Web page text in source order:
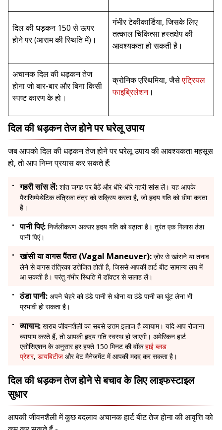
दिल की धड़कन 150 से ऊपर
होने पर (आराम की स्थिति में)।
गंभीर टेकीकार्डिया, जिसके लिए
तत्काल चिकित्सा हस्तक्षेप की
आवश्यकता हो सकती है।
अचानक दिल की धड़कन तेज
होना जो बार-बार और बिना किसी
स्पष्ट कारण के हो।
क्रोनिक एरिथमिया, जैसेएट्रियल
फाइब्रिलेशन।
दिल की धड़कन तेज होने पर घरेलू उपाय
जब आपको दिल की धड़कन तेज होने पर घरेलू उपाय की आवश्यकता महसूस
हो, तो आप निम्न प्रयास कर सकते हैं:
गहरी सांस लें: शांत जगह पर बैठें और धीरे-धीरे गहरी सांस लें। यह आपके
पैरासिम्पेथेटिक तंत्रिका तंत्र को सक्रिय करता है, जो हृदय गति को धीमा करता
है।
पानी पिएं: निर्जलीकरण अक्सर हृदय गति को बढ़ाता है। तुरंत एक गिलास ठंडा
पानी पिएं।
खांसी या वागस पैंतरा (Vagal Maneuver): ज़ोर से खांसने या तनाव
लेने से वागस तंत्रिका उत्तेजित होती है, जिससे आपकी हार्ट बीट सामान्य लय में
आ सकती है। परंतु गंभीर स्थिति में डॉक्टर से सलाह लें।
ठंडा पानी: अपने चेहरे को ठंडे पानी से धोना या ठंडे पानी का घूंट लेना भी
प्रभावी हो सकता है।
व्यायाम: खराब जीवनशैली का सबसे उत्तम इलाज है व्यायाम। यदि आप रोजाना
व्यायाम करते हैं, तो आपकी हृदय गति स्वस्थ हो जाएगी। अमेरिकन हार्ट
एसोसिएशन के अनुसार हर हफ्ते 150 मिनट की वॉकहाई ब्लड
प्रेशर, डायबिटीज और वेट मैनेजमेंट में आपकी मदद कर सकता है।
दिल की धड़कन तेज होने से बचाव के लिए लाइफस्टाइल
सुधार
आपकी जीवनशैली में कुछ बदलाव अचानक हार्ट बीट तेज होना की आवृत्ति को